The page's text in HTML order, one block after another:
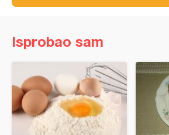
Isprobao sam